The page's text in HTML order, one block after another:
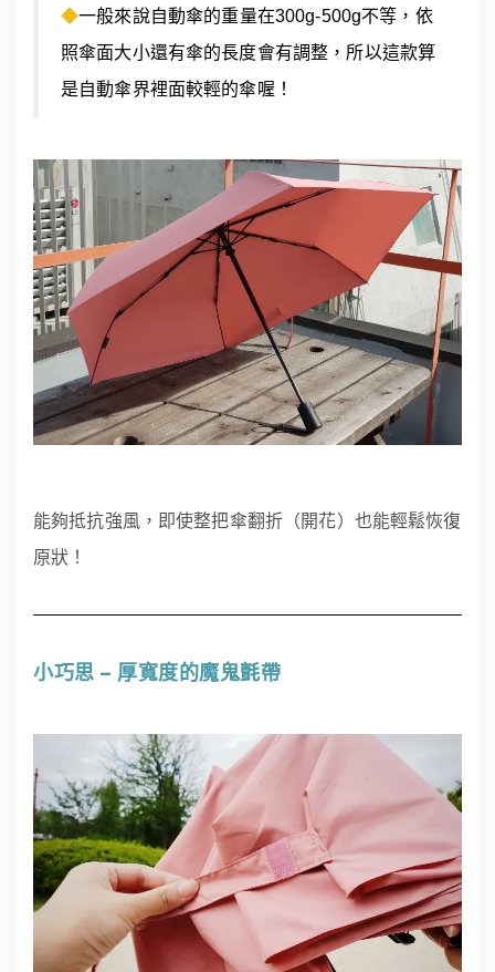
◆一般來說自動傘的重量在300g-500g不等，依
照傘面大小還有傘的長度會有調整，所以這款算
是自動傘界裡面較輕的傘喔！
能夠抵抗強風，即使整把傘翻折（開花）也能輕鬆恢復
原狀！
小巧思 – 厚寬度的魔鬼氈帶